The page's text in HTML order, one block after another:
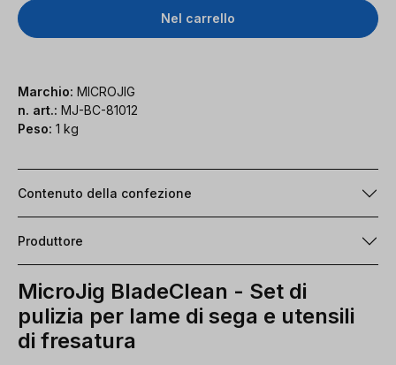
Nel carrello
Marchio: MICROJIG
n. art.: MJ-BC-81012
Peso: 1 kg
Contenuto della confezione
Produttore
MicroJig BladeClean - Set di
pulizia per lame di sega e utensili
di fresatura